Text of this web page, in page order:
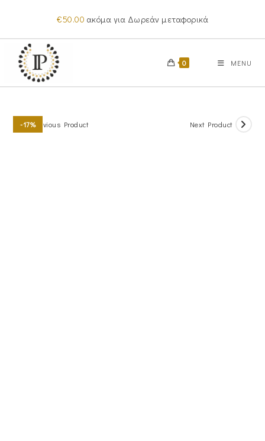
content
€50.00 ακόμα για Δωρεάν μεταφορικά
0 MENU
-17%Previous Product Next Product